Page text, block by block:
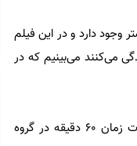
وجود دارد و در این فیلم
می‌کنند می‌بینیم که در
فیلم مستند «چشم جنگ» که در طول دو سال ساخته شده است از چهارشنبه (31 شهریور) با مدت زمان 60 دقیقه در گروه